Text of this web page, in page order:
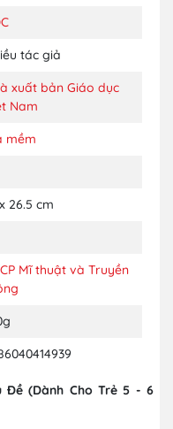
tác giả
xuất bản Giáo dục
Nam
mềm
26.5 cm
Mĩ thuật và Truyền
Đề (Dành Cho Trẻ 5 - 6